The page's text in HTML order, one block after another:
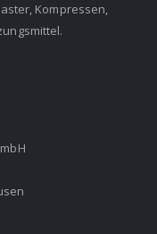
Kompressen,